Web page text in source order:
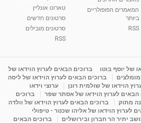
1:31:05
התנהגותי - קשב
מבוא: אימון להצלחה של...
15:49
הלב" בהרצליה-
המאמרים הפופולריים
ביותר
RSS
טארוט אונליין
סרטונים חדשים
סרטונים מובילים
RSS
של יוסף בוטו
ברוכים הבאים לערוץ הוידאו של
מומלצים
ברוכים הבאים לערוץ הוידאו של ליסה
הוידאו של שולמית רונן
ערוצי וידאו
הבאים לערוץ הוידאו של אסתר שפר
ברוכים
מתוק
ברוכים הבאים לערוץ הוידאו של וולדה
לערוץ הוידאו של אליהו שכטר - טיפולי
יתיר הר חברון ובירושלים
ברוכים הבאים